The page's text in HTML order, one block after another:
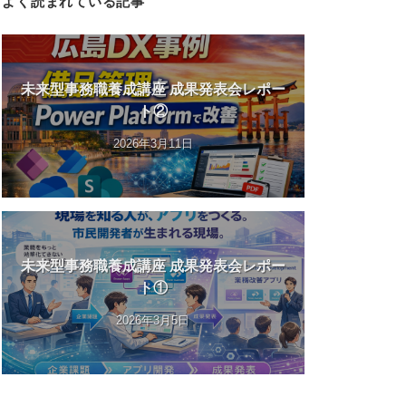
未来型事務職養成講座 成果発表会レポー
ト②
2026年3月11日
未来型事務職養成講座 成果発表会レポー
ト①
2026年3月5日